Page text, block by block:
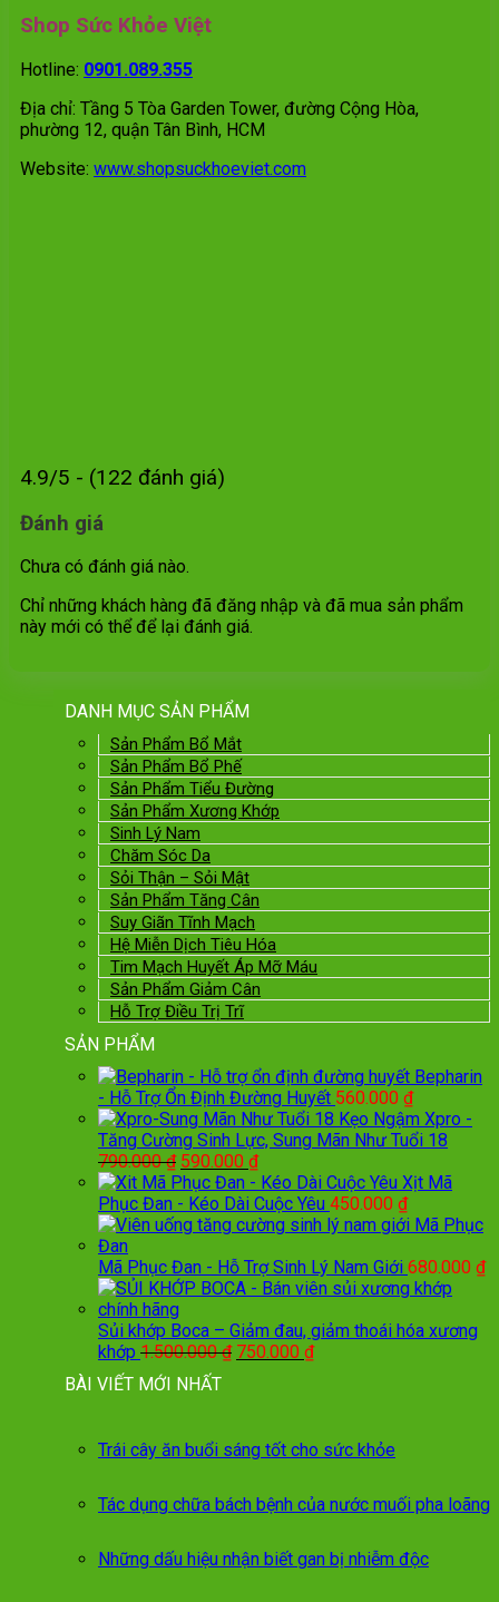
Shop Sức Khỏe Việt
Hotline: 0901.089.355
Địa chỉ: Tầng 5 Tòa Garden Tower, đường Cộng Hòa,
phường 12, quận Tân Bình, HCM
Website: www.shopsuckhoeviet.com
4.9/5 - (122 đánh giá)
Đánh giá
Chưa có đánh giá nào.
Chỉ những khách hàng đã đăng nhập và đã mua sản phẩm
này mới có thể để lại đánh giá.
DANH MỤC SẢN PHẨM
Sản Phẩm Bổ Mắt
Sản Phẩm Bổ Phế
Sản Phẩm Tiểu Đường
Sản Phẩm Xương Khớp
Sinh Lý Nam
Chăm Sóc Da
Sỏi Thận – Sỏi Mật
Sản Phẩm Tăng Cân
Suy Giãn Tĩnh Mạch
Hệ Miễn Dịch Tiêu Hóa
Tim Mạch Huyết Áp Mỡ Máu
Sản Phẩm Giảm Cân
Hỗ Trợ Điều Trị Trĩ
SẢN PHẨM
Bepharin
- Hỗ Trợ Ổn Định Đường Huyết 560.000 ₫
Kẹo Ngậm Xpro -
Tăng Cường Sinh Lực, Sung Mãn Như Tuổi 18
790.000₫ Giá
gốc
là:
790.000 ₫.
590.000 ₫Giá
hiện
tại
là:
Xịt Mã
Phục Đan - Kéo Dài Cuộc Yêu 450.000 ₫
Mã Phục Đan - Hỗ Trợ Sinh Lý Nam Giới 680.000 ₫
Sủi khớp Boca – Giảm đau, giảm thoái hóa xương
khớp 1.500.000₫ Giá
750.000 ₫Giá
BÀI VIẾT MỚI NHẤT
Trái cây ăn buổi sáng tốt cho sức khỏe
Tác dụng chữa bách bệnh của nước muối pha loãng
Những dấu hiệu nhận biết gan bị nhiễm độc